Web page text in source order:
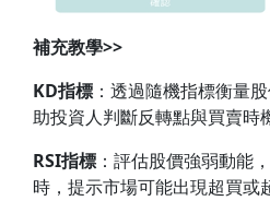
補充教學>>
KD指標：透過隨機指標衡量
助投資人判斷反轉點與買賣時
RSI指標：評估股價強弱動能
時，提示市場可能出現超買或